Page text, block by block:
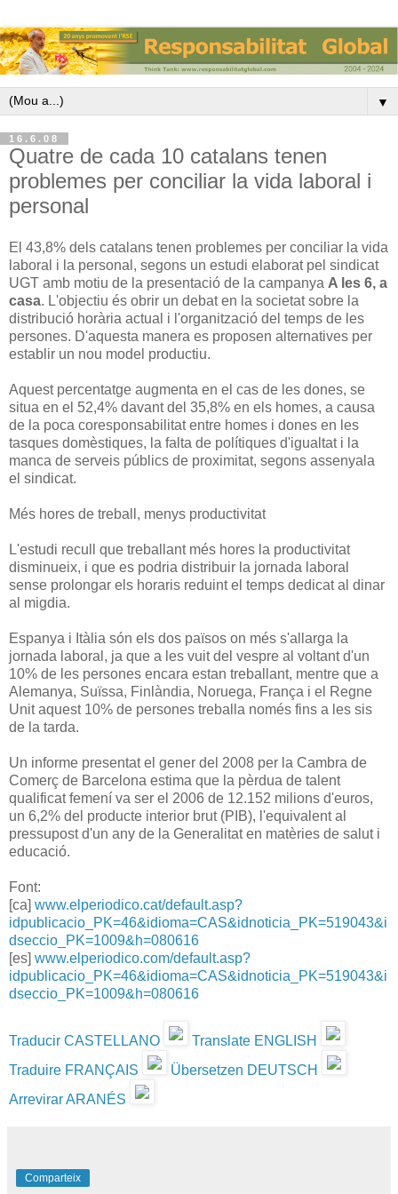
▼
16.6.08
Quatre de cada 10 catalans tenen
problemes per conciliar la vida laboral i
personal
El 43,8% dels catalans tenen problemes per conciliar la vida
laboral i la personal, segons un estudi elaborat pel sindicat
UGT amb motiu de la presentació de la campanya A les 6, a
casa. L'objectiu és obrir un debat en la societat sobre la
distribució horària actual i l'organització del temps de les
persones. D'aquesta manera es proposen alternatives per
establir un nou model productiu.
Aquest percentatge augmenta en el cas de les dones, se
situa en el 52,4% davant del 35,8% en els homes, a causa
de la poca coresponsabilitat entre homes i dones en les
tasques domèstiques, la falta de polítiques d'igualtat i la
manca de serveis públics de proximitat, segons assenyala
el sindicat.
Més hores de treball, menys productivitat
L'estudi recull que treballant més hores la productivitat
disminueix, i que es podria distribuir la jornada laboral
sense prolongar els horaris reduint el temps dedicat al dinar
al migdia.
Espanya i Itàlia són els dos països on més s'allarga la
jornada laboral, ja que a les vuit del vespre al voltant d'un
10% de les persones encara estan treballant, mentre que a
Alemanya, Suïssa, Finlàndia, Noruega, França i el Regne
Unit aquest 10% de persones treballa només fins a les sis
de la tarda.
Un informe presentat el gener del 2008 per la Cambra de
Comerç de Barcelona estima que la pèrdua de talent
qualificat femení va ser el 2006 de 12.152 milions d'euros,
un 6,2% del producte interior brut (PIB), l'equivalent al
pressupost d'un any de la Generalitat en matèries de salut i
educació.
Font:
[ca] www.elperiodico.cat/default.asp?
idpublicacio_PK=46&idioma=CAS&idnoticia_PK=519043&i
dseccio_PK=1009&h=080616
[es] www.elperiodico.com/default.asp?
idpublicacio_PK=46&idioma=CAS&idnoticia_PK=519043&i
dseccio_PK=1009&h=080616
Traducir CASTELLANO
Translate ENGLISH
Traduire FRANÇAIS
Übersetzen DEUTSCH
Arrevirar ARANÉS
Comparteix